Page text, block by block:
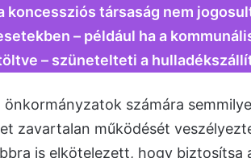
koncessziós társaság nem
– például ha a
– szünetelteti a
önkormányzatok számára
zavartalan működését
is elkötelezett, hogy biztosítsa